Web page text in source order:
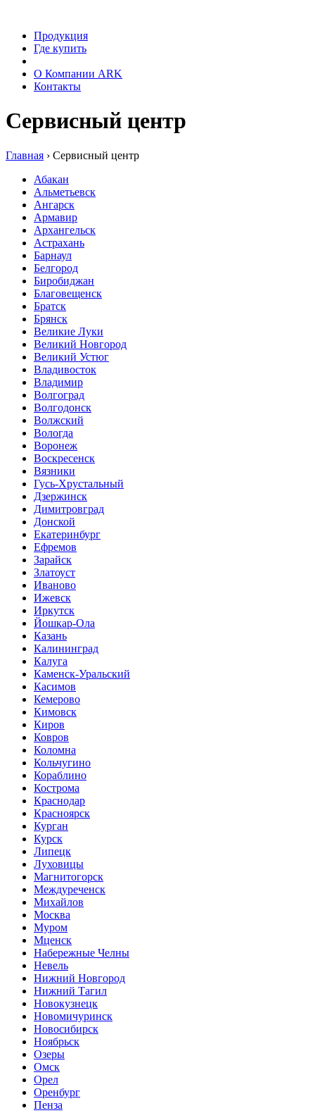
Продукция
Где купить
О Компании ARK
Контакты
Сервисный центр
Главная › Сервисный центр
Абакан
Альметьевск
Ангарск
Армавир
Архангельск
Астрахань
Барнаул
Белгород
Биробиджан
Благовещенск
Братск
Брянск
Великие Луки
Великий Новгород
Великий Устюг
Владивосток
Владимир
Волгоград
Волгодонск
Волжский
Вологда
Воронеж
Воскресенск
Вязники
Гусь-Хрустальный
Дзержинск
Димитровград
Донской
Екатеринбург
Ефремов
Зарайск
Златоуст
Иваново
Ижевск
Иркутск
Йошкар-Ола
Казань
Калининград
Калуга
Каменск-Уральский
Касимов
Кемерово
Кимовск
Киров
Ковров
Коломна
Кольчугино
Кораблино
Кострома
Краснодар
Красноярск
Курган
Курск
Липецк
Луховицы
Магнитогорск
Междуреченск
Михайлов
Москва
Муром
Мценск
Набережные Челны
Невель
Нижний Новгород
Нижний Тагил
Новокузнецк
Новомичуринск
Новосибирск
Ноябрьск
Озеры
Омск
Орел
Оренбург
Пенза